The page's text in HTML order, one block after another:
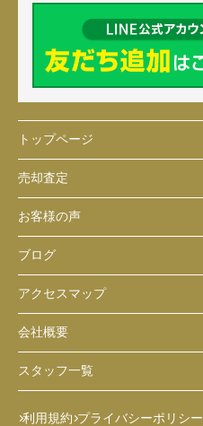
トップページ
売却査定
お客様の声
ブログ
アクセスマップ
会社概要
スタッフ一覧
利用規約 プライバシーポリシー